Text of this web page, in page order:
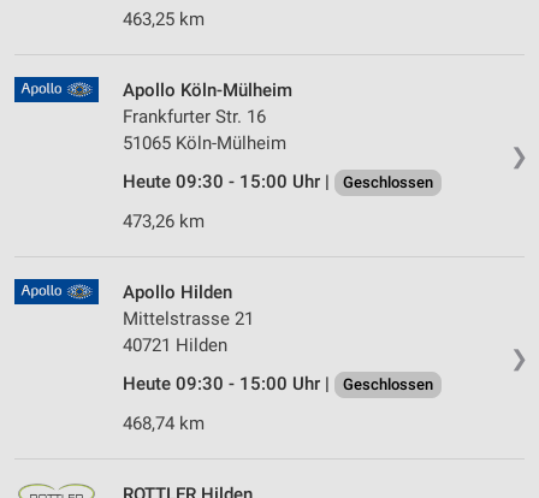
463,25 km
❯
Apollo Köln-Mülheim
Frankfurter Str. 16
51065 Köln-Mülheim
Heute 09:30 - 15:00 Uhr |
Geschlossen
473,26 km
❯
Apollo Hilden
Mittelstrasse 21
40721 Hilden
Heute 09:30 - 15:00 Uhr |
Geschlossen
468,74 km